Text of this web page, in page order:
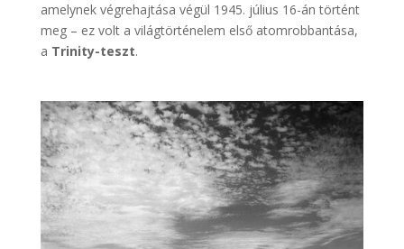
amelynek végrehajtása végül 1945. július 16-án történt
meg – ez volt a világtörténelem első atomrobbantása,
a Trinity-teszt.